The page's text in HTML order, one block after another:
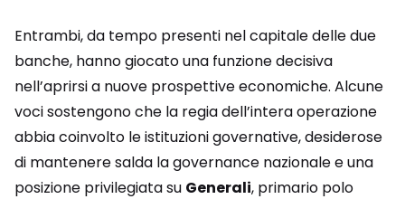
Entrambi, da tempo presenti nel capitale delle due
banche, hanno giocato una funzione decisiva
nell’aprirsi a nuove prospettive economiche. Alcune
voci sostengono che la regia dell’intera operazione
abbia coinvolto le istituzioni governative, desiderose
di mantenere salda la governance nazionale e una
posizione privilegiata su Generali, primario polo